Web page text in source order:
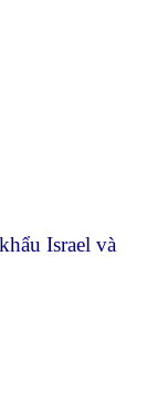
Israel và